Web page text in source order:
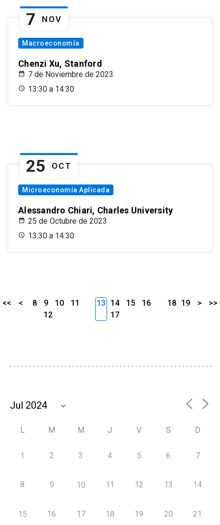
7 NOV
Macroeconomía
Chenzi Xu, Stanford
7 de Noviembre de 2023
13:30 a 14:30
25 OCT
Microeconomía Aplicada
Alessandro Chiari, Charles University
25 de Octubre de 2023
13:30 a 14:30
<< < 8 9 10
11
12
13 14 15
16
17
18 19 > >>
L M M J V S D
1 2 3 4 5 6 7
8 9 10 11 12 13 14
15 16 17 18 19 20 21